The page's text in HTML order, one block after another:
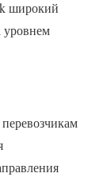
широкий
уровнем